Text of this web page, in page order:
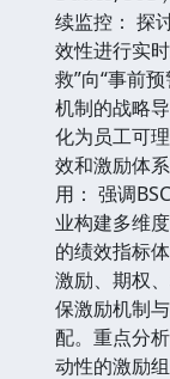
续监控： 探
效性进行实
救”向“事前
机制的战略
化为员工可
效和激励体
用： 强调
业构建多维
的绩效指标
激励、期权
保激励机制
配。重点分
动性的激励